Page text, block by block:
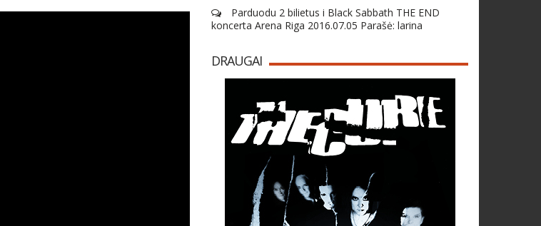
Parduodu 2 bilietus i Black Sabbath THE END
koncerta Arena Riga 2016.07.05 Parašė: larina
DRAUGAI